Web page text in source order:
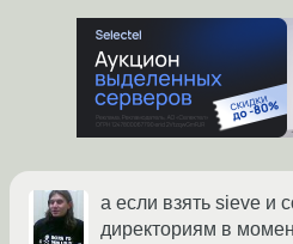
а если взять sieve и
директориям в